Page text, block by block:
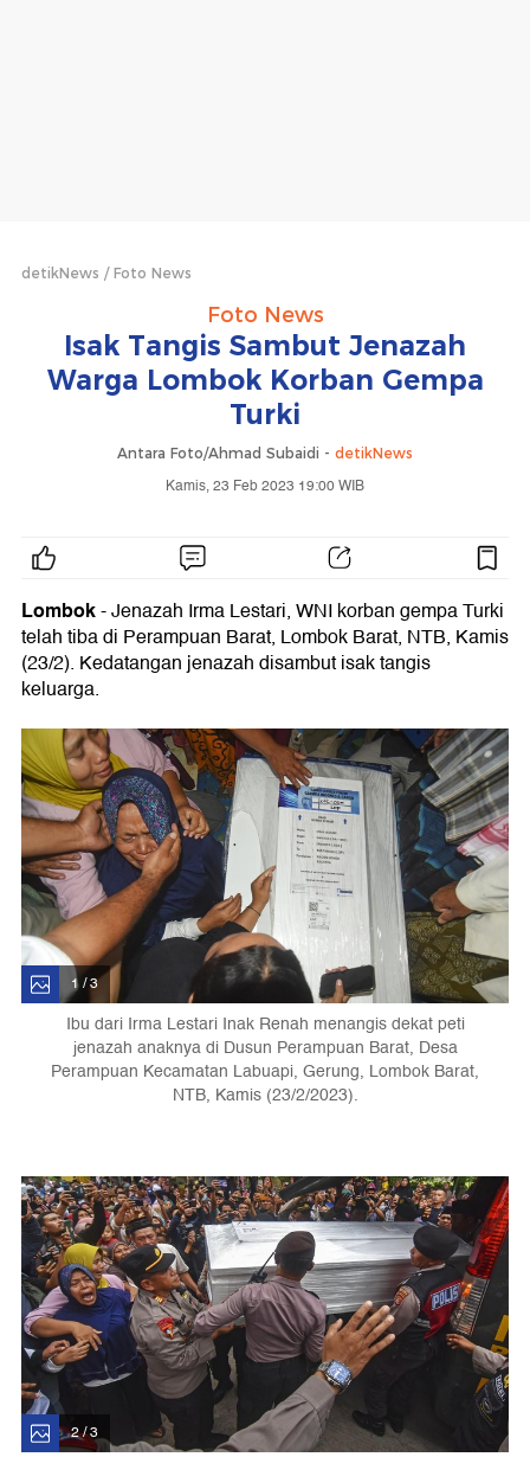
detikNews Foto News
Foto News
Isak Tangis Sambut Jenazah
Warga Lombok Korban Gempa
Turki
Antara Foto/Ahmad Subaidi - detikNews
Kamis, 23 Feb 2023 19:00 WIB
Lombok- Jenazah Irma Lestari, WNI korban gempa Turki
telah tiba di Perampuan Barat, Lombok Barat, NTB, Kamis
(23/2). Kedatangan jenazah disambut isak tangis
keluarga.
1 / 3
Ibu dari Irma Lestari Inak Renah menangis dekat peti
jenazah anaknya di Dusun Perampuan Barat, Desa
Perampuan Kecamatan Labuapi, Gerung, Lombok Barat,
NTB, Kamis (23/2/2023).
2 / 3